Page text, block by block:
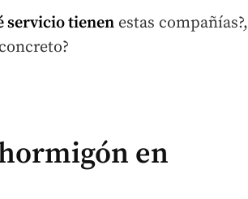
servicio tienen estas compañías?,
en